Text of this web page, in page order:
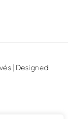
| Designed